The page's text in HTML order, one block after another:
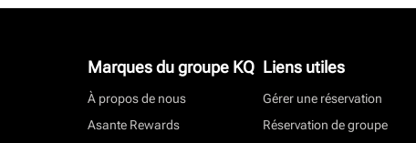
Marques du groupe KQ
À propos de nous
Asante Rewards
Liens utiles
Gérer une réservation
Réservation de groupe